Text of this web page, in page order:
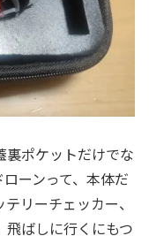
裏ポケットだけでな
ーンって、本体だ
リーチェッカー、
飛ばしに行くにもつ